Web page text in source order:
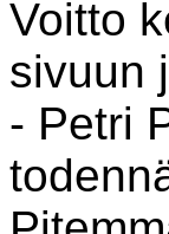
Voitto
sivuun
- Petri